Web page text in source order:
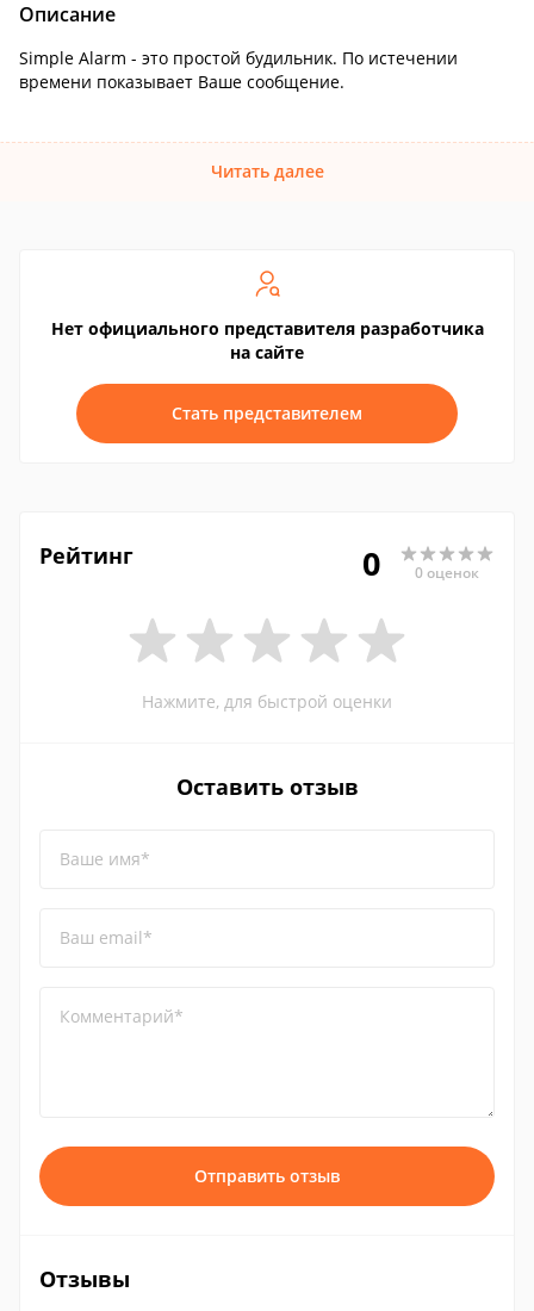
Описание
Simple Alarm - это простой будильник. По истечении
времени показывает Ваше сообщение.
Читать далее
Нет официального представителя разработчика
на сайте
Стать представителем
Рейтинг 0 0 оценок
Нажмите, для быстрой оценки
Оставить отзыв
Ваше имя*
Ваш email*
Комментарий*
Отправить отзыв
Отзывы